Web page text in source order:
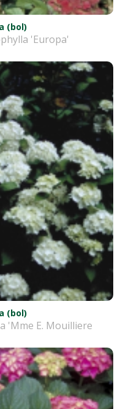
(bol)
'Europa'
(bol)
'Mme E. Mouilliere